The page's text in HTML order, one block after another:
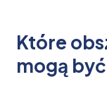
Które
mogą